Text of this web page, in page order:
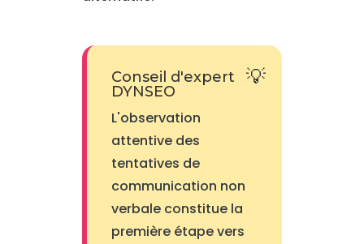
Conseil d'expert
DYNSEO
L'observation
attentive des
tentatives de
communication non
verbale constitue la
première étape vers